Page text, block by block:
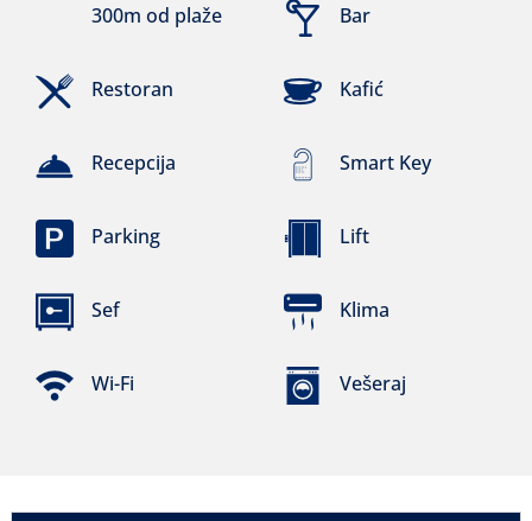
300m od plaže Bar
Restoran Kafić
Recepcija Smart Key
Parking Lift
Sef Klima
Wi-Fi Vešeraj